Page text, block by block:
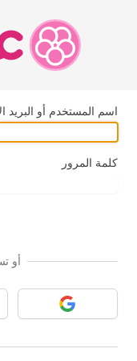
اسم المستخدم أو البريد
كلمة المرور
أو
قوقل